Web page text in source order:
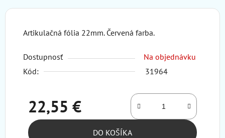
Artikulačná fólia 22mm. Červená farba.
Dostupnosť
Na objednávku
Kód:
31964
22,55 €
Jednotková cena:
DO KOŠÍKA